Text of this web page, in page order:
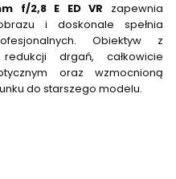
f/2,8 E ED VR zapewnia
i doskonale spełnia
Obiektyw z
drgań, całkowicie
oraz wzmocnioną
do starszego modelu.